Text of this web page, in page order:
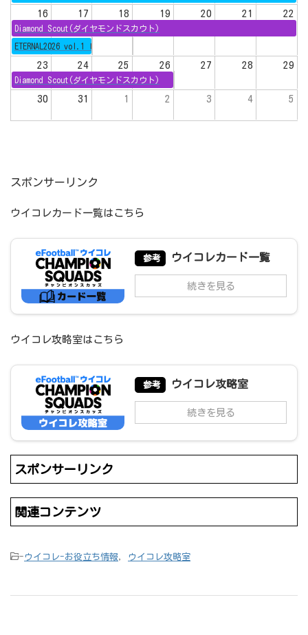
16 17 18 19 20 21 22
Diamond Scout(ダイヤモンドスカウト)
ETERNAL2026 vol.1 ピックアップ11連ガチャ
23 24 25 26 27 28 29
Diamond Scout(ダイヤモンドスカウト)
30 31 1 2 3 4 5
スポンサーリンク
ウイコレカード一覧はこちら
参考 ウイコレカード一覧
続きを見る
ウイコレ攻略室はこちら
参考 ウイコレ攻略室
続きを見る
スポンサーリンク
関連コンテンツ
-ウイコレ-お役立ち情報 ウイコレ攻略室